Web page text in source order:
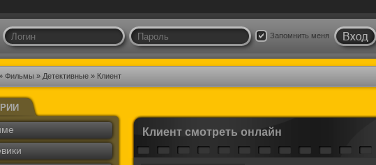
Запомнить меня
Фильмы» Детективные» Клиент
Клиент смотреть онлайн